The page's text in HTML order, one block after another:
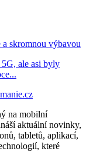
skromnou výbavou
ale asi byly
na mobilní
aktuální novinky,
tabletů, aplikací,
které